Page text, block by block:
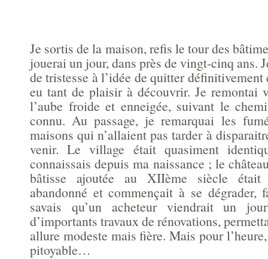
Je sortis de la maison, refis le tour des
jouerai un jour, dans près de vingt-cinq ans.
de tristesse à l’idée de quitter définitivement
eu tant de plaisir à découvrir. Je remontai
l’aube froide et enneigée, suivant le
connu. Au passage, je remarquai les
maisons qui n’allaient pas tarder à
venir. Le village était quasiment
connaissais depuis ma naissance ; le
bâtisse ajoutée au XIIème siècle était
abandonné et commençait à se dégrader,
savais qu’un acheteur viendrait un
d’importants travaux de rénovations,
allure modeste mais fière. Mais pour
pitoyable…